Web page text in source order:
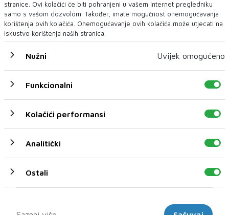
mjesto susreta filma, mora,...
stranice. Ovi kolačići će biti pohranjeni u vašem Internet pregledniku
samo s vašom dozvolom. Također, imate mogućnost onemogućavanja
korištenja ovih kolačića. Onemogućavanje ovih kolačića može utjecati na
iskustvo korištenja naših stranica.
Nužni Uvijek omogućeno
Funkcionalni
Kolačići performansi
Analitički
Ostali